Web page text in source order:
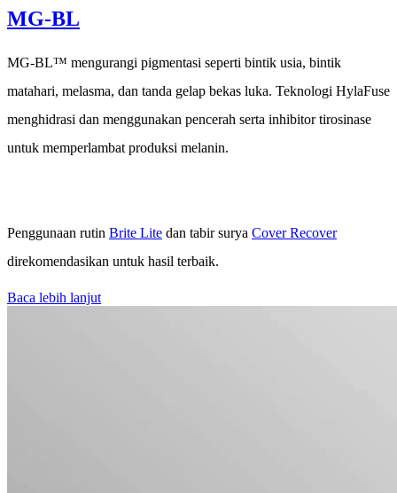
MG-BL
MG-BL™ mengurangi pigmentasi seperti bintik usia, bintik
matahari, melasma, dan tanda gelap bekas luka. Teknologi HylaFuse
menghidrasi dan menggunakan pencerah serta inhibitor tirosinase
untuk memperlambat produksi melanin.
Penggunaan rutin Brite Lite dan tabir surya Cover Recover
direkomendasikan untuk hasil terbaik.
Baca lebih lanjut